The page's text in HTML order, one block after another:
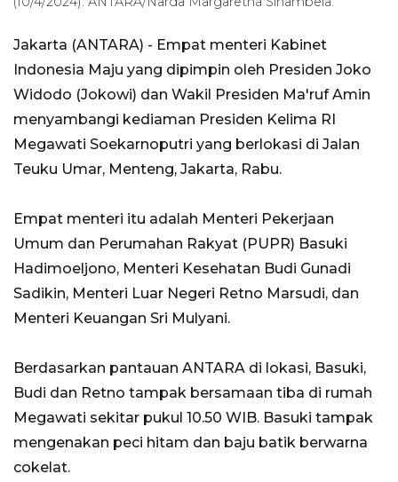
Jakarta (ANTARA) - Empat menteri Kabinet
Indonesia Maju yang dipimpin oleh Presiden Joko
Widodo (Jokowi) dan Wakil Presiden Ma'ruf Amin
menyambangi kediaman Presiden Kelima RI
Megawati Soekarnoputri yang berlokasi di Jalan
Teuku Umar, Menteng, Jakarta, Rabu.
Empat menteri itu adalah Menteri Pekerjaan
Umum dan Perumahan Rakyat (PUPR) Basuki
Hadimoeljono, Menteri Kesehatan Budi Gunadi
Sadikin, Menteri Luar Negeri Retno Marsudi, dan
Menteri Keuangan Sri Mulyani.
Berdasarkan pantauan ANTARA di lokasi, Basuki,
Budi dan Retno tampak bersamaan tiba di rumah
Megawati sekitar pukul 10.50 WIB. Basuki tampak
mengenakan peci hitam dan baju batik berwarna
cokelat.